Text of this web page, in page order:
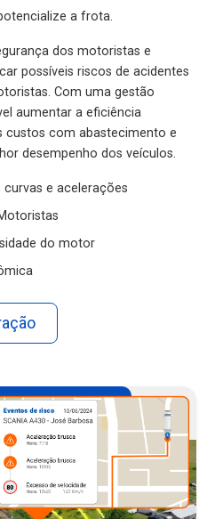
a frota.
dos motoristas e
possíveis riscos de acidentes
Com uma gestão
aumentar a eficiência
custos com abastecimento e
desempenho dos veículos.
e acelerações
do motor